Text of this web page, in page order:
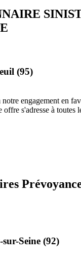
(95)
engagement en
s'adresse à toutes
Seine (92)